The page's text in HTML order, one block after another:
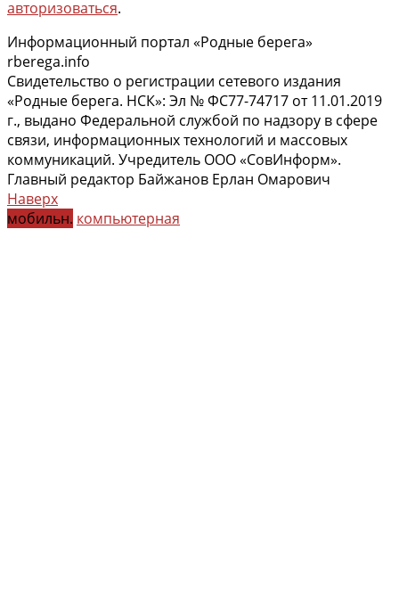
авторизоваться.
Информационный портал «Родные берега»
rberega.info
Свидетельство о регистрации сетевого издания
«Родные берега. НСК»: Эл № ФС77-74717 от 11.01.2019
г., выдано Федеральной службой по надзору в сфере
связи, информационных технологий и массовых
коммуникаций. Учредитель ООО «СовИнформ».
Главный редактор Байжанов Ерлан Омарович
Наверх
мобильн. компьютерная